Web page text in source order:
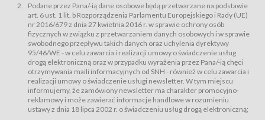
Sklep – sklep internetowy prowadzony przez Usługodawcę w Serwisie;
Regulamin – niniejszy regulamin.
§ 2
Postanowienia ogólne
Regulamin określa zasady:
świadczenia Usługobiorcom Usług przez Usługodawcę, z
zastrzeżeniem usług, o których mowa w ust. 2 pkt. 4 i 5 poniżej, których
zasady świadczenia precyzują odrębne regulaminy,
przetwarzania przez Usługodawcę danych osobowych Usługobiorców
będących osobami fizycznymi.
Podane przez Pana/-ią dane osobowe będą przetwarzane na podstawie
art. 6 ust. 1 lit. b Rozporządzenia Parlamentu Europejskiego i Rady (UE)
nr 2016/679 z dnia 27 kwietnia 2016 r. w sprawie ochrony osób
fizycznych w związku z przetwarzaniem danych osobowych i w sprawie
swobodnego przepływu takich danych oraz uchylenia dyrektywy
95/46/WE - w celu zawarcia i realizacji umowy o świadczenie usług
drogą elektroniczną oraz w przypadku wyrażenia przez Pana/-ią chęci
otrzymywania maili informacyjnych od SNH - również w celu zawarcia i
realizacji umowy o świadczenie usługi newsletter. W tym miejscu
informujemy, że zamówiony newsletter ma charakter promocyjno-
reklamowy i może zawierać informacje handlowe w rozumieniu
ustawy z dnia 18 lipca 2002 r. o świadczeniu usług drogą elektroniczną;